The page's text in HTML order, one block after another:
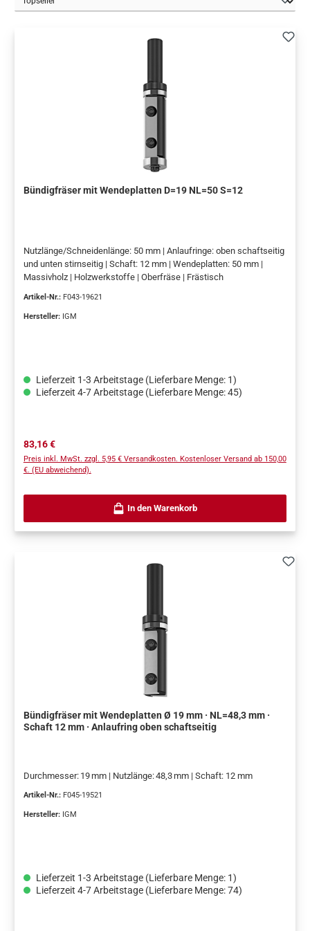
Bündigfräser mit Wendeplatten D=19 NL=50 S=12
Nutzlänge/Schneidenlänge: 50 mm | Anlaufringe: oben schaftseitig
und unten stirnseitig | Schaft: 12 mm | Wendeplatten: 50 mm |
Massivholz | Holzwerkstoffe | Oberfräse | Frästisch
Artikel-Nr.: F043-19621
Hersteller: IGM
Lieferzeit 1-3 Arbeitstage (Lieferbare Menge: 1)
Lieferzeit 4-7 Arbeitstage (Lieferbare Menge: 45)
Regulärer Preis:
83,16 €
Preis inkl. MwSt. zzgl. 5,95 € Versandkosten. Kostenloser Versand ab 150,00
€. (EU abweichend).
In den Warenkorb
Bündigfräser mit Wendeplatten Ø 19 mm · NL=48,3 mm ·
Schaft 12 mm · Anlaufring oben schaftseitig
Durchmesser: 19 mm | Nutzlänge: 48,3 mm | Schaft: 12 mm
Artikel-Nr.: F045-19521
Hersteller: IGM
Lieferzeit 1-3 Arbeitstage (Lieferbare Menge: 1)
Lieferzeit 4-7 Arbeitstage (Lieferbare Menge: 74)